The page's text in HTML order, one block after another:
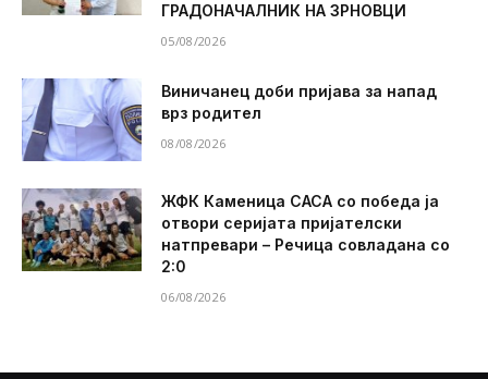
ГРАДОНАЧАЛНИК НА ЗРНОВЦИ
05/08/2026
Виничанец доби пријава за напад
врз родител
08/08/2026
ЖФК Каменица САСА со победа ја
отвори серијата пријателски
натпревари – Речица совладана со
2:0
06/08/2026